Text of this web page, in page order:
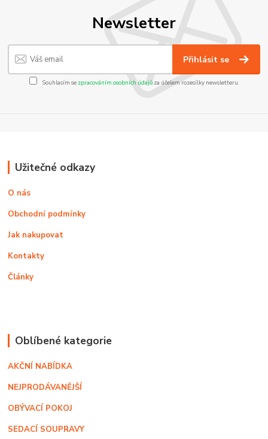
Newsletter
Přihlásit se
Souhlasím se zpracováním osobních údajůza účelem rozesílky newsletteru.
Užitečné odkazy
O nás
Obchodní podmínky
Jak nakupovat
Kontakty
Články
Oblíbené kategorie
AKČNÍ NABÍDKA
NEJPRODÁVANĚJŠÍ
OBÝVACÍ POKOJ
SEDACÍ SOUPRAVY